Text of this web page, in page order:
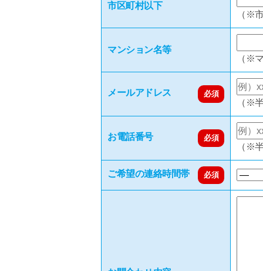
市区町村以下
（※
マンション名等
（※
メールアドレス 必須
（※
お電話番号 必須
（※
ご希望の連絡時間帯 必須